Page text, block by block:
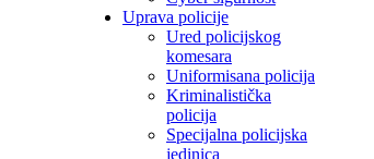
Uprava policije
Ured policijskog
komesara
Uniformisana policija
Kriminalistička
policija
Specijalna policijska
jedinica